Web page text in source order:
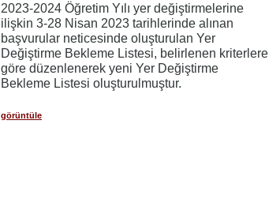
2023-2024 Öğretim Yılı yer değiştirmelerine
ilişkin 3-28 Nisan 2023 tarihlerinde alınan
başvurular neticesinde oluşturulan Yer
Değiştirme Bekleme Listesi, belirlenen kriterlere
göre düzenlenerek yeni Yer Değiştirme
Bekleme Listesi oluşturulmuştur.
görüntüle